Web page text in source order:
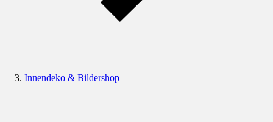
Innendeko & Bildershop